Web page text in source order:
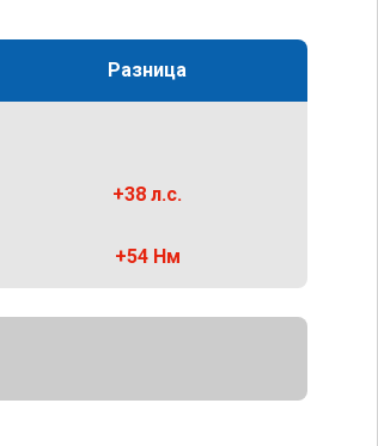
Разница
+38 л.с.
+54 Нм